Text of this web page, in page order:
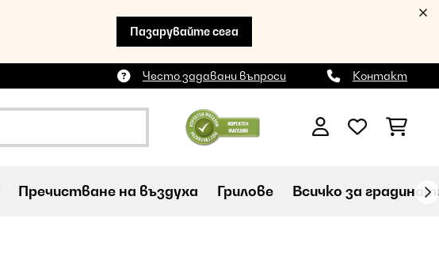
Пазарувайте сега
Често задавани въпроси Контакт
Пречистване на въздуха Грилове Всичко за